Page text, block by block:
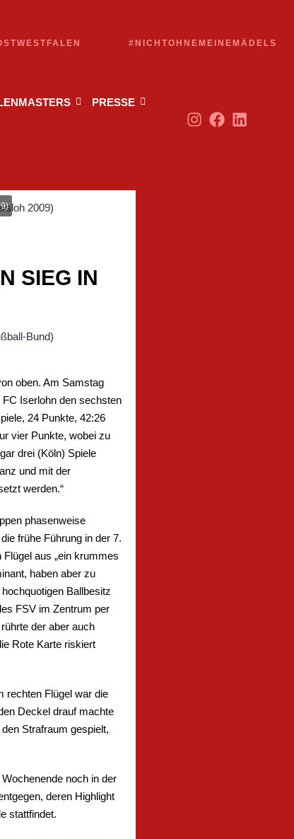
#NICHTOHNEMEINEMÄDELS
PRESSE
SIEG IN
oben. Am Samstag
Iserlohn den sechsten
24 Punkte, 42:26
vier Punkte, wobei zu
drei (Köln) Spiele
und mit der
werden.“
phasenweise
frühe Führung in der 7.
aus „ein krummes
haben aber zu
Ballbesitz
FSV im Zentrum per
der aber auch
Rote Karte riskiert
rechten Flügel war die
Deckel drauf machte
Strafraum gespielt,
noch in der
deren Highlight
stattfindet.